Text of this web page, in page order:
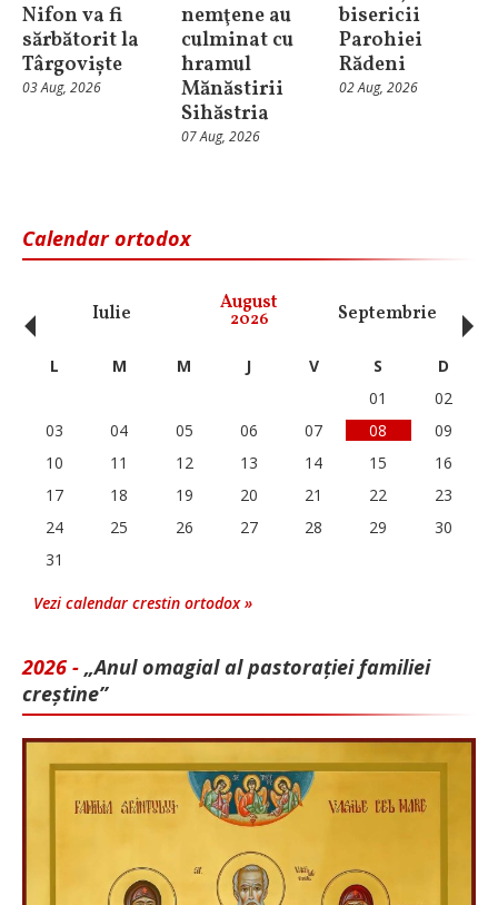
Nifon va fi
sărbătorit la
Târgoviște
03 Aug, 2026
nemţene au
culminat cu
hramul
Mănăstirii
Sihăstria
07 Aug, 2026
bisericii
Parohiei
Rădeni
02 Aug, 2026
Calendar ortodox
Iulie August
2026 Septembrie
‹ L M M J V S
D
01
02
03
04 05 06 07 08
09
10
11 12 13 14 15
16
17
18 19 20 21 22
23
24
25 26 27 28 29
30
31
Vezi calendar crestin ortodox »
2026 - „Anul omagial al pastorației familiei
creștine”